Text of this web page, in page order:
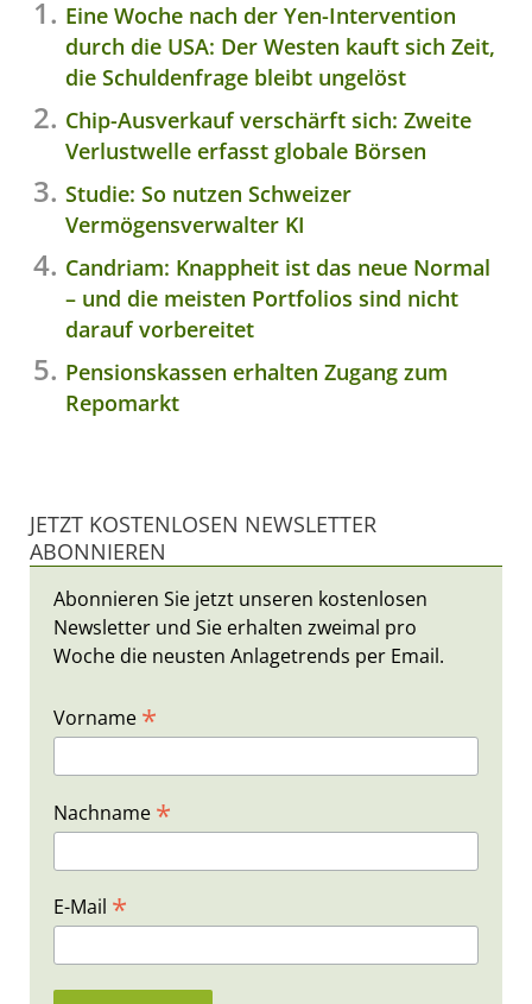
Eine Woche nach der Yen-Intervention
durch die USA: Der Westen kauft sich Zeit,
die Schuldenfrage bleibt ungelöst
Chip-Ausverkauf verschärft sich: Zweite
Verlustwelle erfasst globale Börsen
Studie: So nutzen Schweizer
Vermögensverwalter KI
Candriam: Knappheit ist das neue Normal
– und die meisten Portfolios sind nicht
darauf vorbereitet
Pensionskassen erhalten Zugang zum
Repomarkt
JETZT KOSTENLOSEN NEWSLETTER
ABONNIEREN
Abonnieren Sie jetzt unseren kostenlosen
Newsletter und Sie erhalten zweimal pro
Woche die neusten Anlagetrends per Email.
Vorname *
Nachname *
E-Mail *